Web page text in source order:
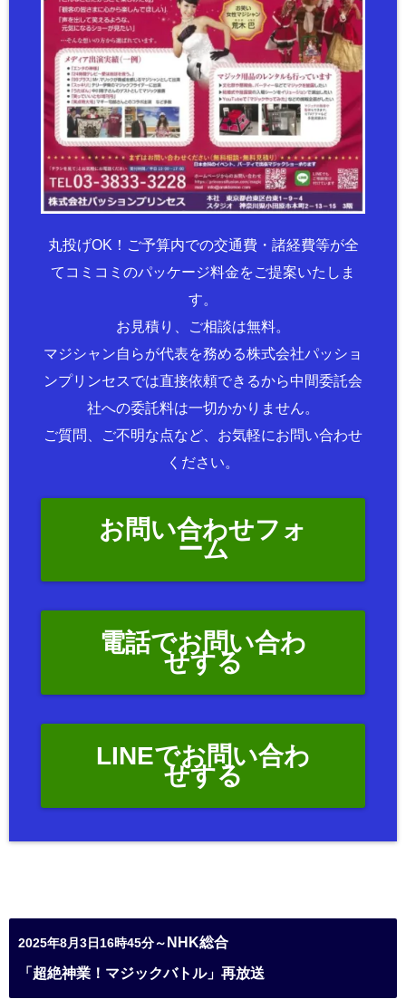
丸投げOK！ご予算内での交通費・諸経費等が全
てコミコミのパッケージ料金をご提案いたしま
す。
お見積り、ご相談は無料。
マジシャン自らが代表を務める株式会社パッショ
ンプリンセスでは直接依頼できるから中間委託会
社への委託料は一切かかりません。
ご質問、ご不明な点など、お気軽にお問い合わせ
ください。
お問い合わせフォ
ーム
電話でお問い合わ
せする
LINEでお問い合わ
せする
2025年8月3日16時45分～ NHK総合
「超絶神業！マジックバトル」再放送